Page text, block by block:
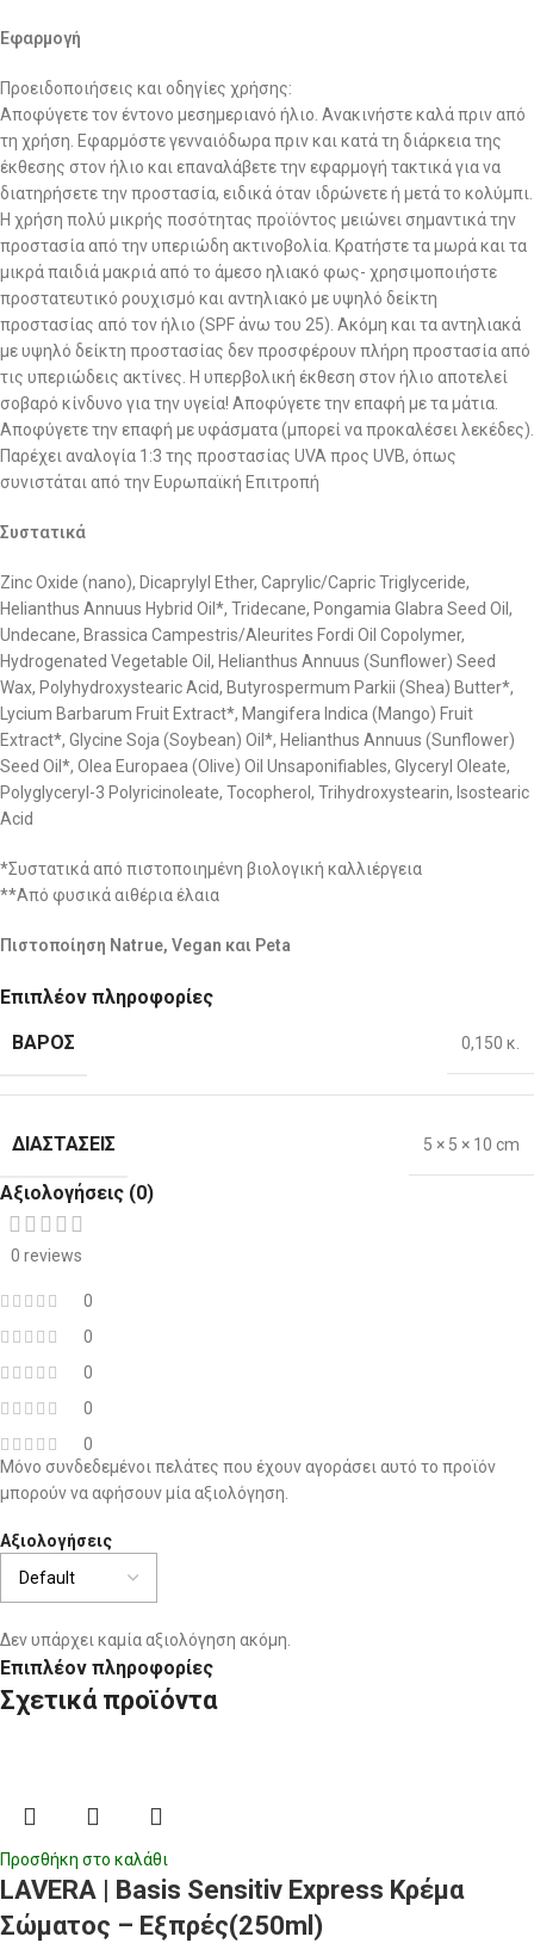
Εφαρμογή
Προειδοποιήσεις και οδηγίες χρήσης:
Αποφύγετε τον έντονο μεσημεριανό ήλιο. Ανακινήστε καλά πριν από
τη χρήση. Εφαρμόστε γενναιόδωρα πριν και κατά τη διάρκεια της
έκθεσης στον ήλιο και επαναλάβετε την εφαρμογή τακτικά για να
διατηρήσετε την προστασία, ειδικά όταν ιδρώνετε ή μετά το κολύμπι.
Η χρήση πολύ μικρής ποσότητας προϊόντος μειώνει σημαντικά την
προστασία από την υπεριώδη ακτινοβολία. Κρατήστε τα μωρά και τα
μικρά παιδιά μακριά από το άμεσο ηλιακό φως- χρησιμοποιήστε
προστατευτικό ρουχισμό και αντηλιακό με υψηλό δείκτη
προστασίας από τον ήλιο (SPF άνω του 25). Ακόμη και τα αντηλιακά
με υψηλό δείκτη προστασίας δεν προσφέρουν πλήρη προστασία από
τις υπεριώδεις ακτίνες. Η υπερβολική έκθεση στον ήλιο αποτελεί
σοβαρό κίνδυνο για την υγεία! Αποφύγετε την επαφή με τα μάτια.
Αποφύγετε την επαφή με υφάσματα (μπορεί να προκαλέσει λεκέδες).
Παρέχει αναλογία 1:3 της προστασίας UVA προς UVB, όπως
συνιστάται από την Ευρωπαϊκή Επιτροπή
Συστατικά
Zinc Oxide (nano), Dicaprylyl Ether, Caprylic/Capric Triglyceride,
Helianthus Annuus Hybrid Oil*, Tridecane, Pongamia Glabra Seed Oil,
Undecane, Brassica Campestris/Aleurites Fordi Oil Copolymer,
Hydrogenated Vegetable Oil, Helianthus Annuus (Sunflower) Seed
Wax, Polyhydroxystearic Acid, Butyrospermum Parkii (Shea) Butter*,
Lycium Barbarum Fruit Extract*, Mangifera Indica (Mango) Fruit
Extract*, Glycine Soja (Soybean) Oil*, Helianthus Annuus (Sunflower)
Seed Oil*, Olea Europaea (Olive) Oil Unsaponifiables, Glyceryl Oleate,
Polyglyceryl-3 Polyricinoleate, Tocopherol, Trihydroxystearin, Isostearic
Acid
*Συστατικά από πιστοποιημένη βιολογική καλλιέργεια
**Από φυσικά αιθέρια έλαια
Πιστοποίηση Natrue, Vegan και Peta
Επιπλέον πληροφορίες
ΒΆΡΟΣ
0,150 κ.
ΔΙΑΣΤΆΣΕΙΣ 5 × 5 × 10 cm
Αξιολογήσεις (0)
0 reviews
0
0
0
0
0
Αξιολογήσεις
Δεν υπάρχει καμία αξιολόγηση ακόμη.
Μόνο συνδεδεμένοι πελάτες που έχουν αγοράσει αυτό το προϊόν
μπορούν να αφήσουν μία αξιολόγηση.
Επιπλέον πληροφορίες
Σχετικά προϊόντα
Προσθήκη στο καλάθι
LAVERA | Basis Sensitiv Express Κρέμα
Σώματος – Εξπρές(250ml)